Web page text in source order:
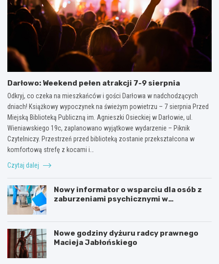
Darłowo: Weekend pełen atrakcji 7-9 sierpnia
Odkryj, co czeka na mieszkańców i gości Darłowa w nadchodzących
dniach! Książkowy wypoczynek na świeżym powietrzu – 7 sierpnia Przed
Miejską Biblioteką Publiczną im. Agnieszki Osieckiej w Darłowie, ul.
Wieniawskiego 19c, zaplanowano wyjątkowe wydarzenie – Piknik
Czytelniczy. Przestrzeń przed biblioteką zostanie przekształcona w
komfortową strefę z kocami i…
Czytaj dalej
Nowy informator o wsparciu dla osób z
zaburzeniami psychicznymi w
Nowe godziny dyżuru radcy prawnego
Macieja Jabłońskiego